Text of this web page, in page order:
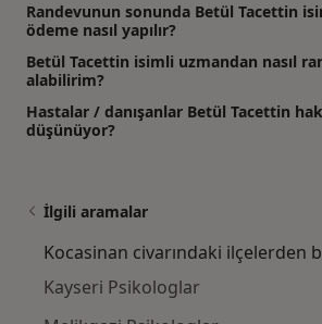
Randevunun sonunda Betül Tacettin
ödeme nasıl yapılır?
Betül Tacettin isimli uzmandan nasıl
alabilirim?
Hastalar / danışanlar Betül Tacettin
düşünüyor?
İlgili aramalar
Kocasinan civarındaki ilçelerden
Kayseri Psikologlar